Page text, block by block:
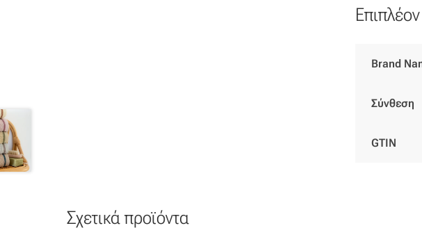
Brand
Σύνθεση
GTIN
Σχετικά προϊόντα